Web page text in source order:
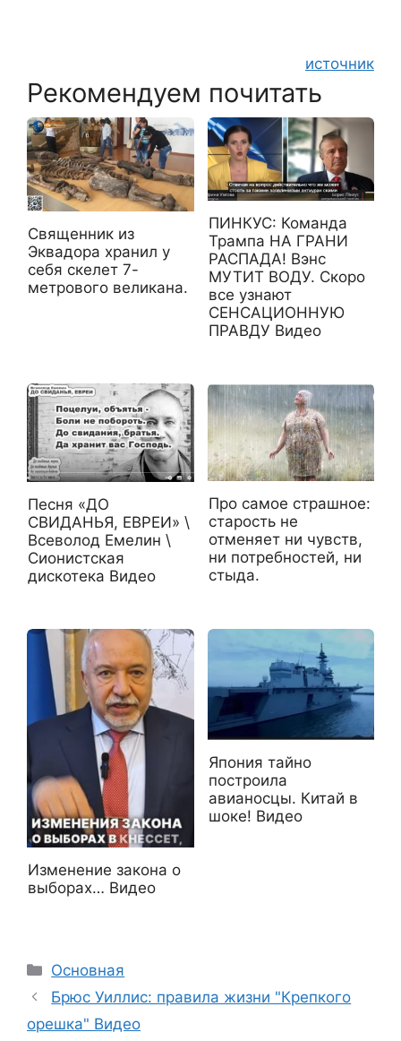
источник
Рекомендуем почитать
Священник из
Эквадора хранил у
себя скелет 7-
метрового великана.
ПИНКУС: Команда
Трампа НА ГРАНИ
РАСПАДА! Вэнс
МУТИТ ВОДУ. Скоро
все узнают
СЕНСАЦИОННУЮ
ПРАВДУ Видео
Песня «ДО
СВИДАНЬЯ, ЕВРЕИ» \
Всеволод Емелин \
Сионистская
дискотека Видео
Про самое страшное:
старость не
отменяет ни чувств,
ни потребностей, ни
стыда.
Изменение закона о
выборах… Видео
Япония тайно
построила
авианосцы. Китай в
шоке! Видео
Рубрики
Основная
Брюс Уиллис: правила жизни "Крепкого
орешка" Видео